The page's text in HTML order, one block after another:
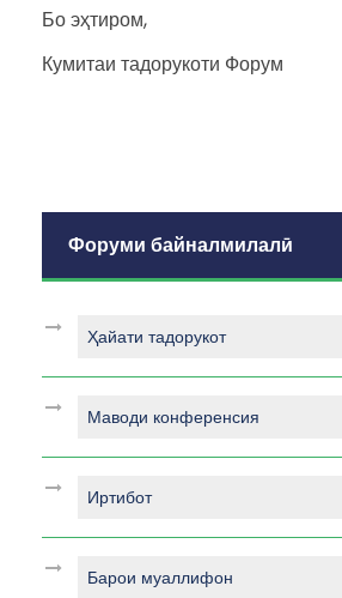
Бо эҳтиром,
Кумитаи тадорукоти Форум
Форуми байналмилалӣ
Ҳайати тадорукот
Маводи конференсия
Иртибот
Барои муаллифон